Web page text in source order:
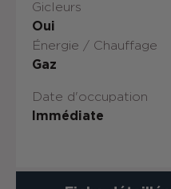
Gicleurs
Oui
Énergie / Chauffage
Gaz
Date d'occupation
Immédiate